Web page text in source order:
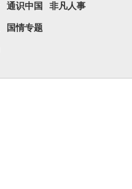
通识中国 非凡人事
国情专题